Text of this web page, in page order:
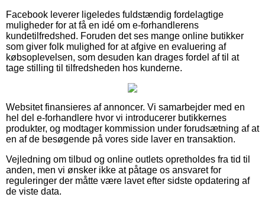
Facebook leverer ligeledes fuldstændig fordelagtige
muligheder for at få en idé om e-forhandlerens
kundetilfredshed. Foruden det ses mange online butikker
som giver folk mulighed for at afgive en evaluering af
købsoplevelsen, som desuden kan drages fordel af til at
tage stilling til tilfredsheden hos kunderne.
Websitet finansieres af annoncer. Vi samarbejder med en
hel del e-forhandlere hvor vi introducerer butikkernes
produkter, og modtager kommission under forudsætning af at
en af de besøgende på vores side laver en transaktion.
Vejledning om tilbud og online outlets opretholdes fra tid til
anden, men vi ønsker ikke at påtage os ansvaret for
reguleringer der måtte være lavet efter sidste opdatering af
de viste data.